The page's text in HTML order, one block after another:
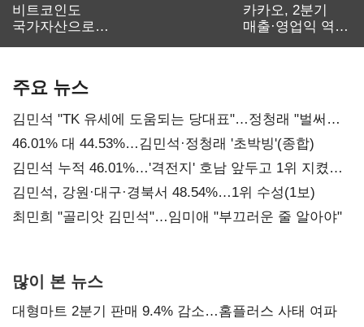
비트코인도
국가자산으로…'
카카오, 2분기
매출·영업익 역대
주요 뉴스
김민석 "TK 유세에 도움되는 당대표"…정청래 "벌써
대표된 양 당직 배분"
46.01% 대 44.53%…김민석·정청래 '초박빙'(종합)
김민석 누적 46.01%…'격전지' 호남 앞두고 1위 지켰다
(2보)
김민석, 강원·대구·경북서 48.54%…1위 수성(1보)
최민희 "골리앗 김민석"…임미애 "부끄러운 줄 알아야"
많이 본 뉴스
대형마트 2분기 판매 9.4% 감소…홈플러스 사태 여파